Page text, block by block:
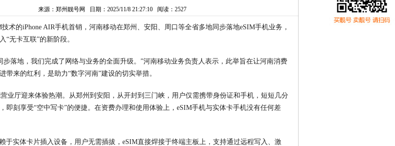
来源：郑州靓号网 日期：2025/11/8 21:27:10 阅读：2527
术的iPhone AIR手机首销，河南移动在郑州、安阳、周口等全省多地同步落地eSIM手机业务，
“无卡互联”的新阶段。
落地，我们完成了网络与业务的全面升级。”河南移动业务负责人表示，此举旨在让河南消费
带来的红利，是助力“数字河南”建设的切实举措。
业厅迎来体验热潮。从郑州到安阳，从开封到三门峡，用户仅需携带身份证和手机，短短几分
即刻享受“空中写卡”的便捷。在资费办理和使用体验上，eSIM手机与实体卡手机没有任何差
实体卡片插入设备，用户无需插拔，eSIM直接焊接于终端主板上，支持通过远程写入、激